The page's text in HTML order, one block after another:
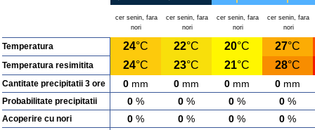
cer senin, fara
nori
cer senin, fara
nori
cer senin, fara
nori
cer senin, fara
nori
Temperatura 24°C 22°C 20°C 27°C
Temperatura resimitita 24°C 23°C 21°C 28°C
Cantitate precipitatii 3 ore 0 mm 0 mm 0 mm 0 mm
Probabilitate precipitatii 0 % 0 % 0 % 0 %
Acoperire cu nori 0 % 0 % 0 % 0 %